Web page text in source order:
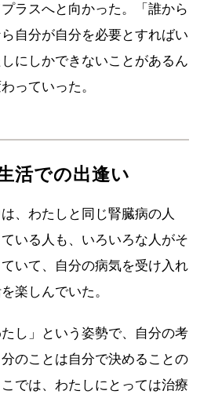
ラスへと向かった。「誰から
自分が自分を必要とすればい
にしかできないことがあるん
っていった。
活での出逢い
、わたしと同じ腎臓病の人
いる人も、いろいろな人がそ
いて、自分の病気を受け入れ
楽しんでいた。
し」という姿勢で、自分の考
のことは自分で決めることの
では、わたしにとっては治療